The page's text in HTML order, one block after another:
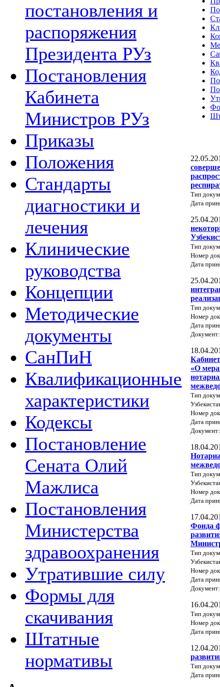
постановления и
распоряжения
Президента РУз
Постановления
Кабинета
Министров РУз
Приказы
Положения
Стандарты
диагностики и
лечения
Клинические
руководства
Концепции
Методические
документы
СанПиН
Квалификационные
характеристики
Кодексы
Постановление
Сената Олий
Мажлиса
Постановления
Министерства
здравоохранения
Утратившие силу
Формы для
скачивания
Штатные
нормативы
Тип
Дата
Тип
Номер
Дата
Тип
Номер
Дата
«О
Тип
Номер
Дата
Тип
Номер
Дата
Фонда
Тип
Номер
Дата
Тип
Номер
Дата
Тип
Дата